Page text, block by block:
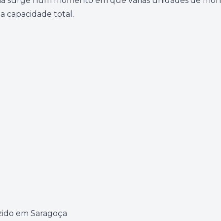
capacidade total.
em Saragoça